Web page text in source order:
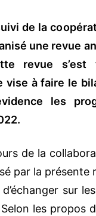
de la
une revue
revue
vise à faire le
les
de la
par la
sur
les propos